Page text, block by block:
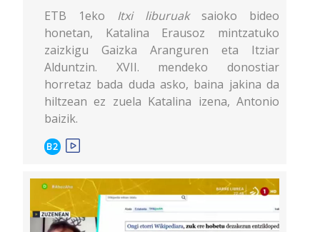
ETB 1eko Itxi liburuaksaioko bideo
honetan, Katalina Erausoz mintzatuko
zaizkigu Gaizka Aranguren eta Itziar
Alduntzin. XVII. mendeko donostiar
horretaz bada duda asko, baina jakina da
hiltzean ez zuela Katalina izena, Antonio
baizik.
B2